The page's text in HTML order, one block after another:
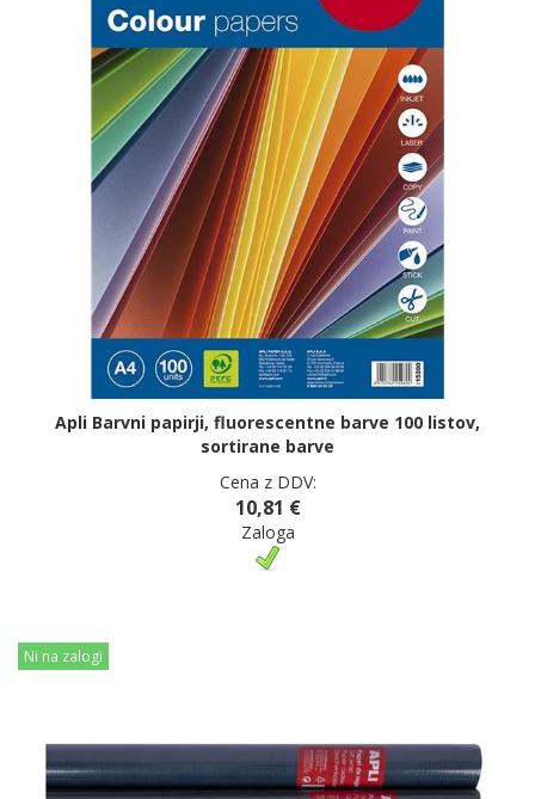
Apli Barvni papirji, fluorescentne barve 100 listov,
sortirane barve
Cena z DDV:
10,81 €
Zaloga
Ni na zalogi